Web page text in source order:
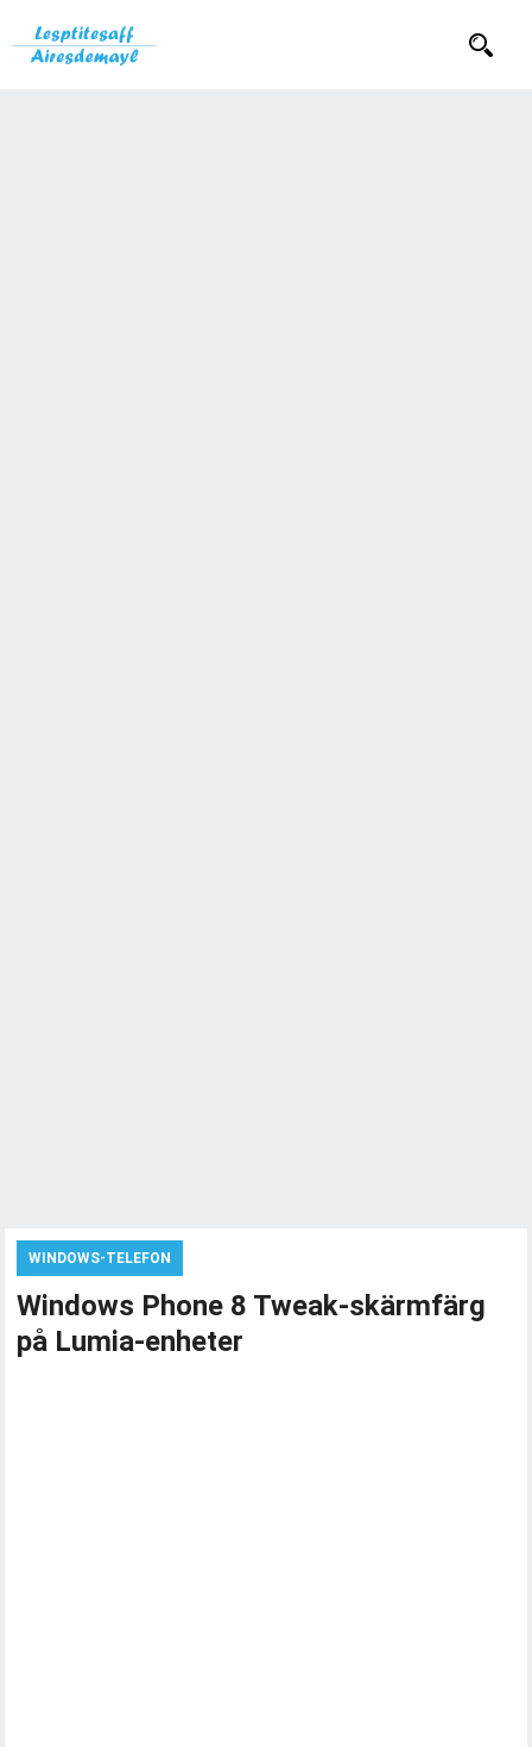
WINDOWS-TELEFON
Windows Phone 8 Tweak-skärmfärg
på Lumia-enheter